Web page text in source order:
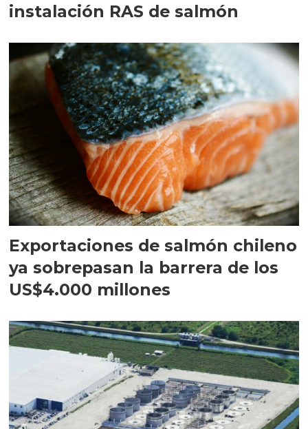
instalación RAS de salmón
Exportaciones de salmón chileno
ya sobrepasan la barrera de los
US$4.000 millones